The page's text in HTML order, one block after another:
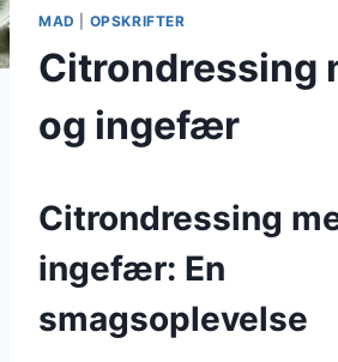
MAD OPSKRIFTER
Citrondressing
og ingefær
Citrondressing
ingefær: En
smagsoplevelse